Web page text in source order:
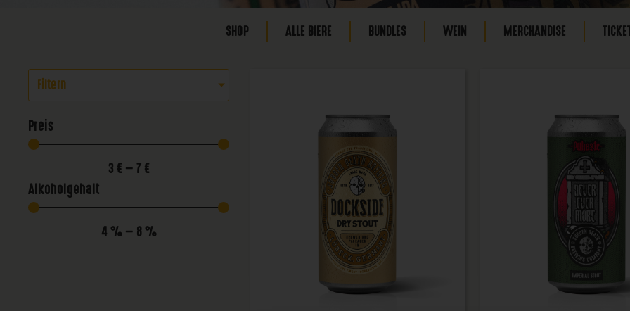
SHOP ALLE BIERE BUNDLES WEIN MERCHANDISE
Filtern
Preis
3 € — 7 €
Alkoholgehalt
4 %— 8 %